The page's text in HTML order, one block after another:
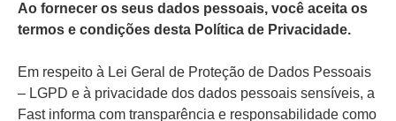
Ao fornecer os seus dados pessoais, você aceita os
termos e condições desta Política de Privacidade.
Em respeito à Lei Geral de Proteção de Dados Pessoais
– LGPD e à privacidade dos dados pessoais sensíveis, a
Fast informa com transparência e responsabilidade como